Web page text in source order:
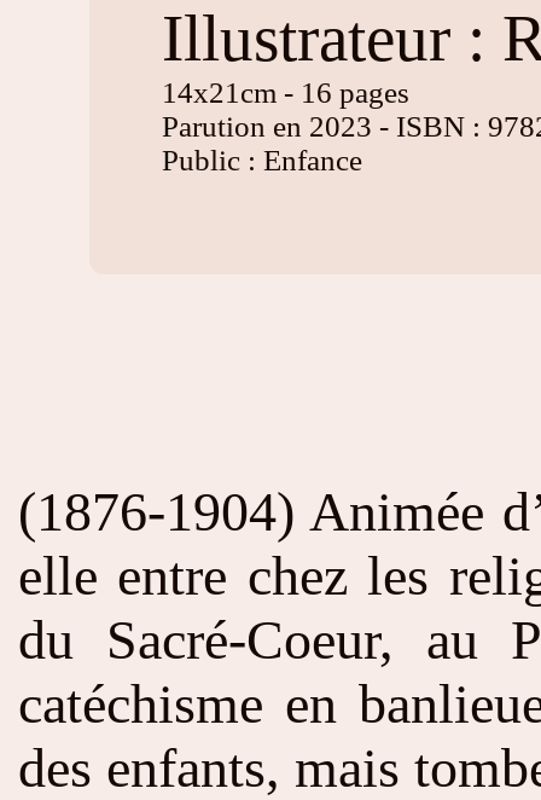
Illustrateur :
14x21cm - 16 pages
Parution en 2023 - ISBN :
Public : Enfance
(1876-1904) Animée
elle entre chez les
du Sacré-Coeur, au
catéchisme en
des enfants, mais